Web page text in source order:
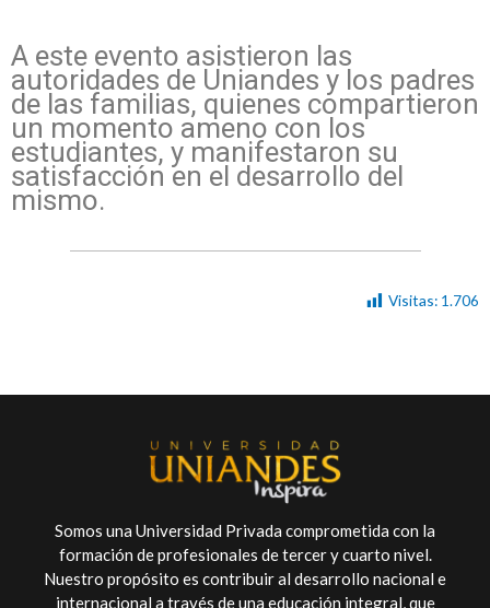
A este evento asistieron las
autoridades de Uniandes y los padres
de las familias, quienes compartieron
un momento ameno con los
estudiantes, y manifestaron su
satisfacción en el desarrollo del
mismo.
Visitas: 1.706
Somos una Universidad Privada comprometida con la
formación de profesionales de tercer y cuarto nivel.
Nuestro propósito es contribuir al desarrollo nacional e
internacional a través de una educación integral, que